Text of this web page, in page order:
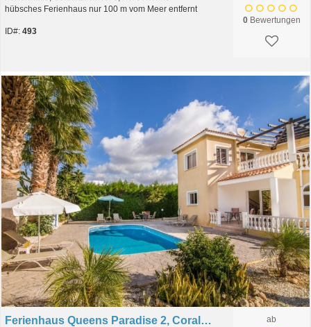
hübsches Ferienhaus nur 100 m vom Meer entfernt
ID#: 493
0Bewertungen
Ferienhaus Queens Paradise 2, Coral Bay, Paphos, Zypern ab